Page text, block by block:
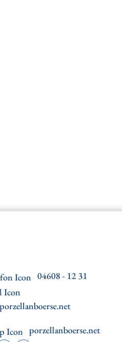
04608 - 12 31
porzellanboerse.net